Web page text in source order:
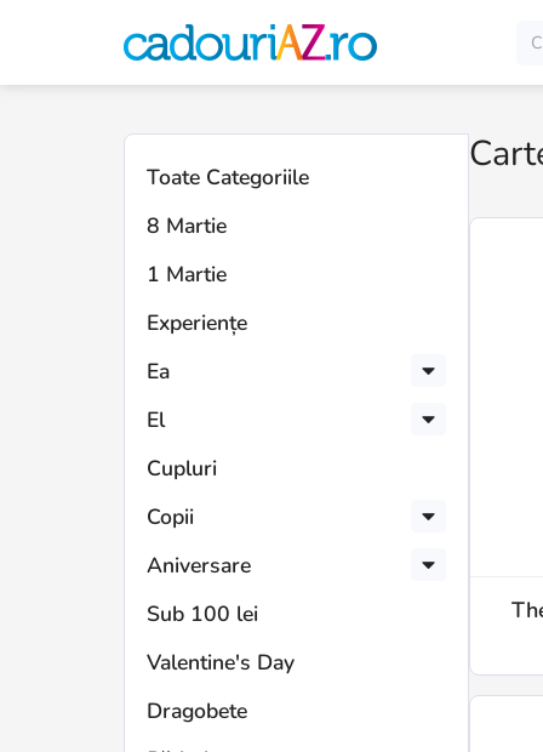
Toate Categoriile
8 Martie
1 Martie
Experiențe
Ea
El
Cupluri
Copii
Aniversare
Sub 100 lei
Valentine's Day
Dragobete